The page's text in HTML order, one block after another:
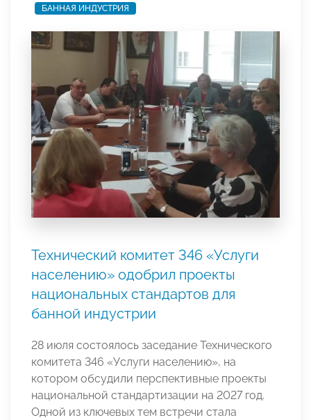
БАННАЯ ИНДУСТРИЯ
Технический комитет 346 «Услуги
населению» одобрил проекты
национальных стандартов для
банной индустрии
28 июля состоялось заседание Технического
комитета 346 «Услуги населению», на
котором обсудили перспективные проекты
национальной стандартизации на 2027 год.
Одной из ключевых тем встречи стала